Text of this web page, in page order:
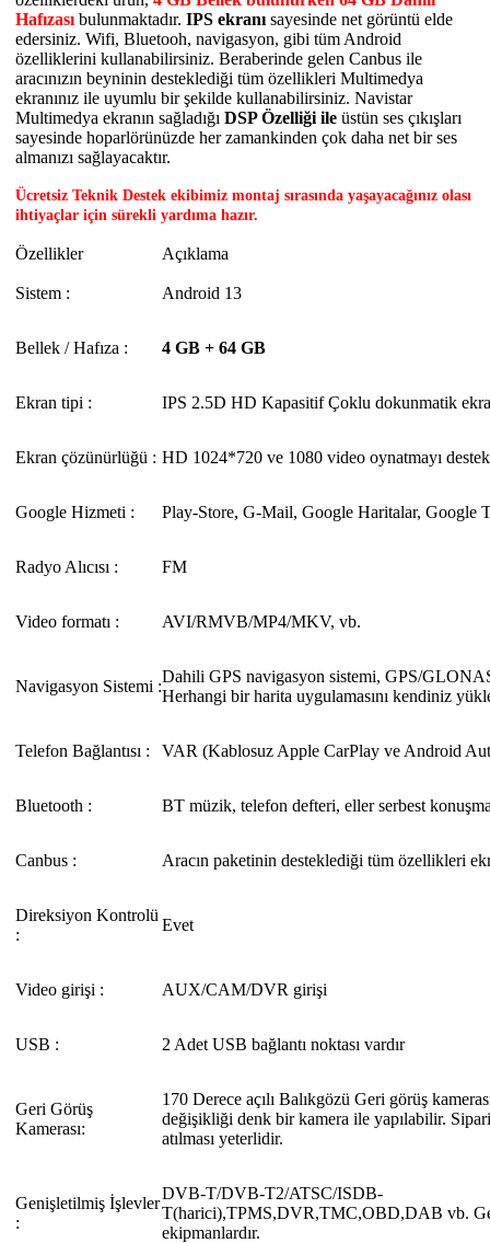
Hafızası bulunmaktadır. IPS ekranı sayesinde net görüntü elde
edersiniz. Wifi, Bluetooh, navigasyon, gibi tüm Android
özelliklerini kullanabilirsiniz. Beraberinde gelen Canbus ile
aracınızın beyninin desteklediği tüm özellikleri Multimedya
ekranınız ile uyumlu bir şekilde kullanabilirsiniz. Navistar
Multimedya ekranın sağladığı DSP Özelliği ile üstün ses çıkışları
sayesinde hoparlörünüzde her zamankinden çok daha net bir ses
almanızı sağlayacaktır.
Ücretsiz Teknik Destek ekibimiz montaj sırasında yaşayacağınız olası
ihtiyaçlar için sürekli yardıma hazır.
Özellikler Açıklama
Sistem : Android 13
Bellek / Hafıza : 4 GB + 64 GB
Ekran tipi : IPS 2.5D HD Kapasitif Çoklu dokunmatik
Ekran çözünürlüğü : HD 1024*720 ve 1080 video oynatmayı
Google Hizmeti : Play-Store, G-Mail, Google Haritalar, Google
Radyo Alıcısı : FM
Video formatı : AVI/RMVB/MP4/MKV, vb.
Navigasyon Sistemi :
Dahili GPS navigasyon sistemi, GPS/
Herhangi bir harita uygulamasını kendiniz
Telefon Bağlantısı : VAR (Kablosuz Apple CarPlay ve Android
Bluetooth : BT müzik, telefon defteri, eller serbest
Canbus : Aracın paketinin desteklediği tüm özellikleri
Direksiyon Kontrolü
:
Evet
Video girişi : AUX/CAM/DVR girişi
USB : 2 Adet USB bağlantı noktası vardır
Geri Görüş
Kamerası:
170 Derece açılı Balıkgözü Geri görüş
değişikliği denk bir kamera ile yapılabilir.
atılması yeterlidir.
Genişletilmiş İşlevler
:
DVB-T/DVB-T2/ATSC/ISDB-
T(harici),TPMS,DVR,TMC,OBD,DAB vb.
ekipmanlardır.